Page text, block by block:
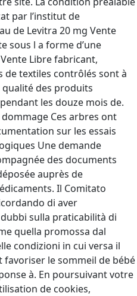
par l’institut de
de Levitra 20 mg Vente
sous l a forme d’une
Libre fabricant,
textiles contrôlés sont à
des produits
les douze mois de.
Ces arbres ont
sur les essais
Une demande
des documents
auprès de
Il Comitato
di aver
sulla praticabilità di
quella promossa dal
condizioni in cui versa il
le sommeil de bébé
à. En poursuivant votre
de cookies,